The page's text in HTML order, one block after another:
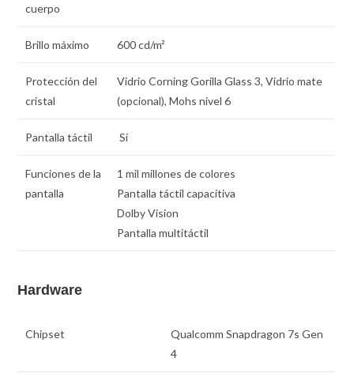
cuerpo
Brillo máximo 600 cd/m²
Protección del
cristal
Vidrio Corning Gorilla Glass 3, Vidrio mate
(opcional), Mohs nivel 6
Pantalla táctil Sí
Funciones de la
pantalla
1 mil millones de colores
Pantalla táctil capacitiva
Dolby Vision
Pantalla multitáctil
Hardware
Chipset
Qualcomm Snapdragon 7s Gen
4